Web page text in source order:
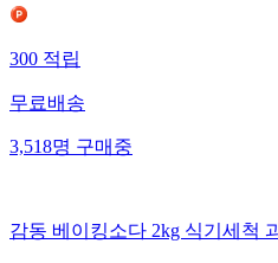
300 적립
무료배송
3,518명 구매중
감동 베이킹소다 2kg 식기세척